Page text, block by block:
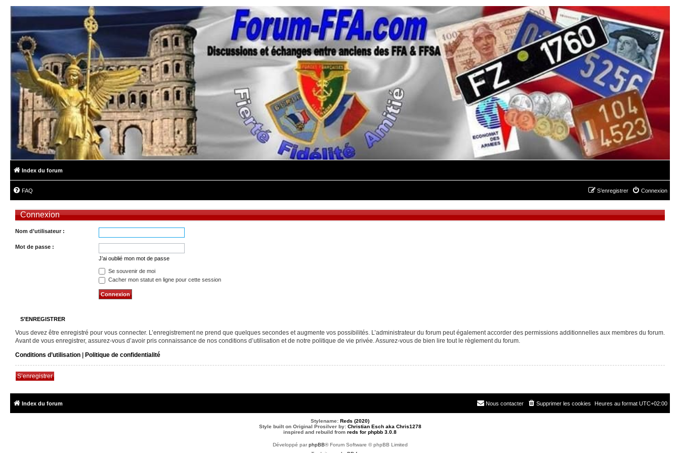
Index du forum
FAQ Connexion
S’enregistrer
Connexion
Nom d’utilisateur :
Mot de passe :
J’ai oublié mon mot de passe
Se souvenir de moi
Cacher mon statut en ligne pour cette session
S’ENREGISTRER
Vous devez être enregistré pour vous connecter. L’enregistrement ne prend que quelques secondes et augmente vos possibilités. L’administrateur du forum peut également accorder des permissions additionnelles aux membres du forum.
Avant de vous enregistrer, assurez-vous d’avoir pris connaissance de nos conditions d’utilisation et de notre politique de vie privée. Assurez-vous de bien lire tout le règlement du forum.
Conditions d’utilisation | Politique de confidentialité
S’enregistrer
Index du forum Heures au format UTC+02:00
Supprimer les cookies
Nous contacter
Stylename: Reds (2020)
Style built on Original Prosilver by: Christian Esch aka Chris1278
inspired and rebuild from reds for phpbb 3.0.8
Développé parphpBB® Forum Software © phpBB Limited